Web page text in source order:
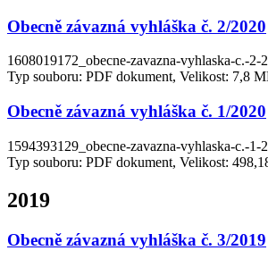
Obecně závazná vyhláška č. 2/2020
1608019172_obecne-zavazna-vyhlaska-c.-2-
Typ souboru: PDF dokument, Velikost: 7,8
Obecně závazná vyhláška č. 1/2020
1594393129_obecne-zavazna-vyhlaska-c.-1-
Typ souboru: PDF dokument, Velikost:
2019
Obecně závazná vyhláška č. 3/2019